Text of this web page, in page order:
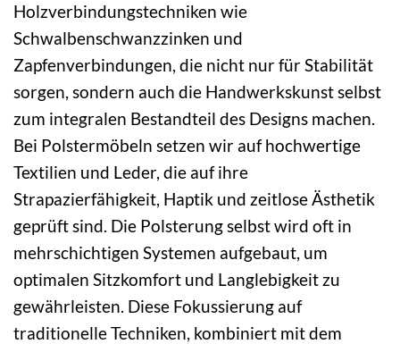
Holzverbindungstechniken wie
Schwalbenschwanzzinken und
Zapfenverbindungen, die nicht nur für Stabilität
sorgen, sondern auch die Handwerkskunst selbst
zum integralen Bestandteil des Designs machen.
Bei Polstermöbeln setzen wir auf hochwertige
Textilien und Leder, die auf ihre
Strapazierfähigkeit, Haptik und zeitlose Ästhetik
geprüft sind. Die Polsterung selbst wird oft in
mehrschichtigen Systemen aufgebaut, um
optimalen Sitzkomfort und Langlebigkeit zu
gewährleisten. Diese Fokussierung auf
traditionelle Techniken, kombiniert mit dem